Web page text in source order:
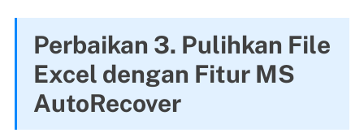
Perbaikan 3. Pulihkan File
Excel dengan Fitur MS
AutoRecover